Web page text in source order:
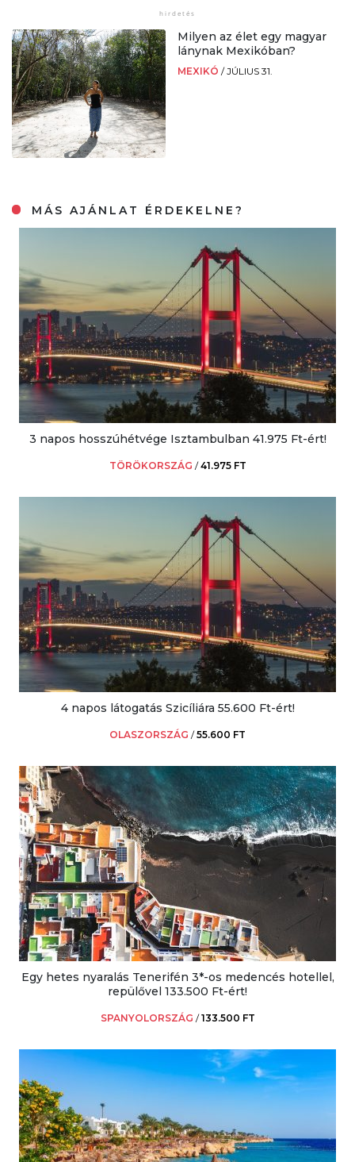
Milyen az élet egy magyar
lánynak Mexikóban?
MEXIKÓ /JÚLIUS 31.
MÁS AJÁNLAT ÉRDEKELNE?
3 napos hosszúhétvége Isztambulban 41.975 Ft-ért!
TÖRÖKORSZÁG /41.975 FT
4 napos látogatás Szicíliára 55.600 Ft-ért!
OLASZORSZÁG /55.600 FT
Egy hetes nyaralás Tenerifén 3*-os medencés hotellel,
repülővel 133.500 Ft-ért!
SPANYOLORSZÁG /133.500 FT